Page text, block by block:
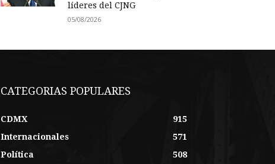
líderes del CJNG
05/08/2026
CATEGORIAS POPULARES
CDMX
915
Internacionales
571
Política
508